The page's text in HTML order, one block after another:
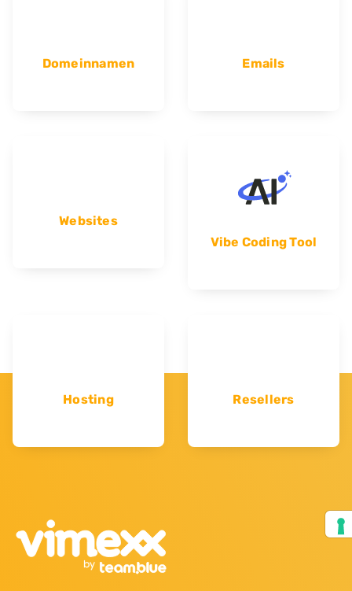
Domeinnamen Emails
Websites
Vibe Coding Tool
Hosting Resellers